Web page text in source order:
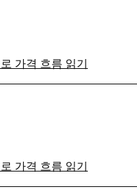
가격 흐름 읽기
가격 흐름 읽기